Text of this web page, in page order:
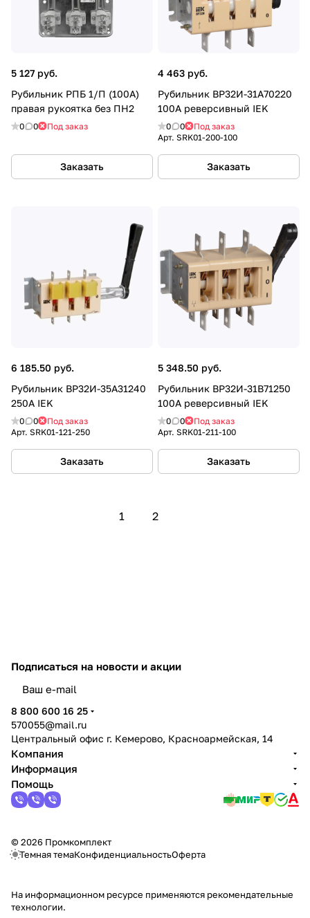
5 127 руб.
Рубильник РПБ 1/П (100А)
правая рукоятка без ПН2
0 0 Под заказ
Заказать
4 463 руб.
Рубильник ВР32И-31А70220
100А реверсивный IEK
0 0
Под заказ
Арт. SRK01-200-100
Заказать
6 185.50 руб.
Рубильник ВР32И-35А31240
250А IEK
0 0
Под заказ
Арт. SRK01-121-250
Заказать
5 348.50 руб.
Рубильник ВР32И-31В71250
100А реверсивный IEK
0 0
Под заказ
Арт. SRK01-211-100
Заказать
1 2
Подписаться на новости и акции
8 800 600 16 25
570055@mail.ru
Центральный офис г. Кемерово, Красноармейская, 14
Компания
Информация
Помощь
© 2026 Промкомплект
Темная темаКонфиденциальностьОферта
На информационном ресурсе применяются рекомендательные
технологии.